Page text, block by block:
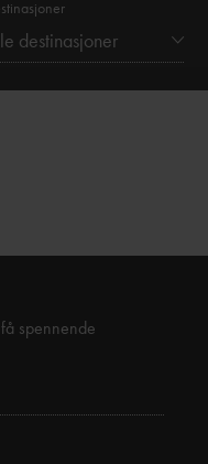
destinasjoner
spennende